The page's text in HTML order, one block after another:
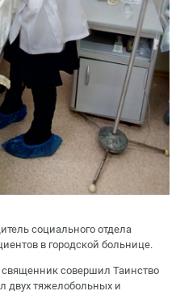
социального отдела
в городской больнице.
священник совершил Таинство
двух тяжелобольных и